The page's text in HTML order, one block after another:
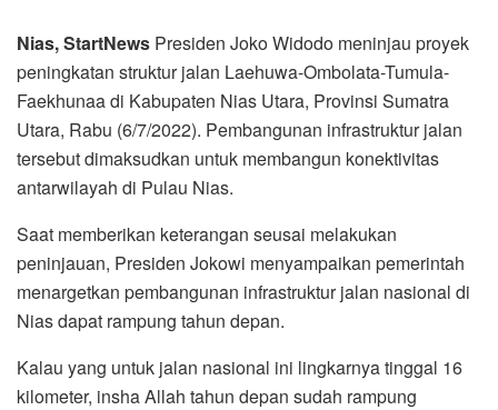
Nias, StartNews Presiden Joko Widodo meninjau proyek
peningkatan struktur jalan Laehuwa-Ombolata-Tumula-
Faekhunaa di Kabupaten Nias Utara, Provinsi Sumatra
Utara, Rabu (6/7/2022). Pembangunan infrastruktur jalan
tersebut dimaksudkan untuk membangun konektivitas
antarwilayah di Pulau Nias.
Saat memberikan keterangan seusai melakukan
peninjauan, Presiden Jokowi menyampaikan pemerintah
menargetkan pembangunan infrastruktur jalan nasional di
Nias dapat rampung tahun depan.
Kalau yang untuk jalan nasional ini lingkarnya tinggal 16
kilometer, insha Allah tahun depan sudah rampung